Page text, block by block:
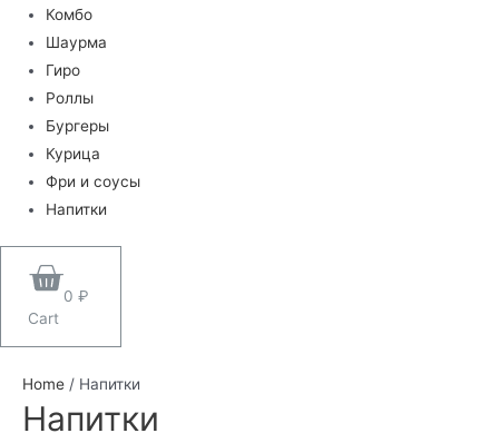
Комбо
Шаурма
Гиро
Роллы
Бургеры
Курица
Фри и соусы
Напитки
0 ₽
Cart
Home / Напитки
Напитки